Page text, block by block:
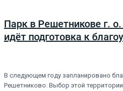
Парк в Решетникове г.
идёт подготовка к
В следующем году запланировано
Решетниково. Выбор этой